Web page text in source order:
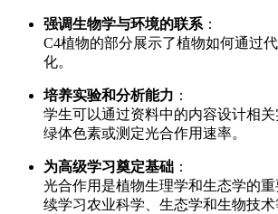
强调生物学与环境的联系 ：
C4植物的部分展示了植物如何通过
化。
培养实验和分析能力 ：
学生可以通过资料中的内容设计相
绿体色素或测定光合作用速率。
为高级学习奠定基础 ：
光合作用是植物生理学和生态学的
续学习农业科学、生态学和生物技术